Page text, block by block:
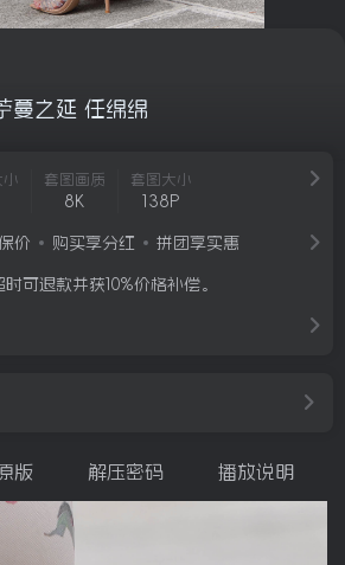
之延 任绵绵
小 套图画质
8K
套图大小
138P
价 购买享分红 拼团享实惠
可退款并获10%价格补偿。
版 解压密码 播放说明